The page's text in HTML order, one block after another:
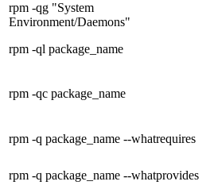
rpm -qg "System
Environment/Daemons"
rpm -ql package_name
rpm -qc package_name
rpm -q package_name --whatrequires
rpm -q package_name --whatprovides